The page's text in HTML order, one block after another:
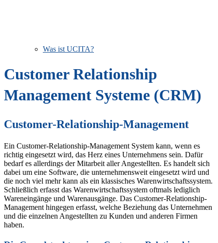
Was ist UCITA?
Customer Relationship
Management Systeme (CRM)
Customer-Relationship-Management
Ein Customer-Relationship-Management System kann, wenn es
richtig eingesetzt wird, das Herz eines Unternehmens sein. Dafür
bedarf es allerdings der Mitarbeit aller Angestellten. Es handelt sich
dabei um eine Software, die unternehmensweit eingesetzt wird und
die noch viel mehr kann als ein klassisches Warenwirtschaftssystem.
Schließlich erfasst das Warenwirtschaftssystem oftmals lediglich
Wareneingänge und Warenausgänge. Das Customer-Relationship-
Management hingegen erfasst, welche Beziehung das Unternehmen
und die einzelnen Angestellten zu Kunden und anderen Firmen
haben.